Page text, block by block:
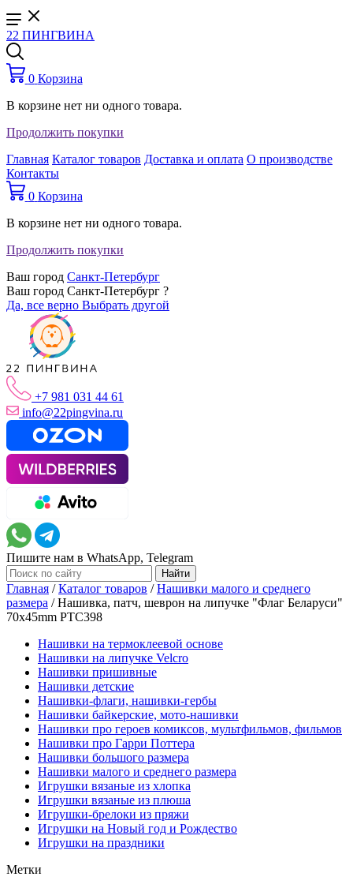
22 ПИНГВИНА
0 Корзина
В корзине нет ни одного товара.
Продолжить покупки
Главная Каталог товаров Доставка и оплата О производстве
Контакты
0 Корзина
В корзине нет ни одного товара.
Продолжить покупки
Ваш город Санкт-Петербург
Ваш город Санкт-Петербург ?
Да, все верно Выбрать другой
+7 981 031 44 61
info@22pingvina.ru
Пишите нам в WhatsApp, Telegram
Главная /Каталог товаров /Нашивки малого и среднего
размера /Нашивка, патч, шеврон на липучке "Флаг Беларуси"
70x45mm PTC398
Нашивки на термоклеевой основе
Нашивки на липучке Velcro
Нашивки пришивные
Нашивки детские
Нашивки-флаги, нашивки-гербы
Нашивки байкерские, мото-нашивки
Нашивки про героев комиксов, мультфильмов, фильмов
Нашивки про Гарри Поттера
Нашивки большого размера
Нашивки малого и среднего размера
Игрушки вязаные из хлопка
Игрушки вязаные из плюша
Игрушки-брелоки из пряжи
Игрушки на Новый год и Рождество
Игрушки на праздники
Метки